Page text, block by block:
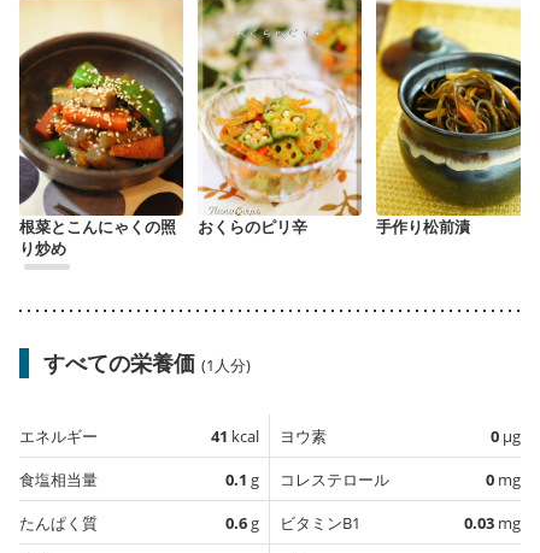
根菜とこんにゃくの照
り炒め
おくらのピリ辛 手作り松前漬
すべての栄養価 (1人分)
エネルギー 41 kcal
食塩相当量
0.1 g
たんぱく質
0.6g
ヨウ素 0 µg
コレステロール
0 mg
ビタミンB1
0.03 mg